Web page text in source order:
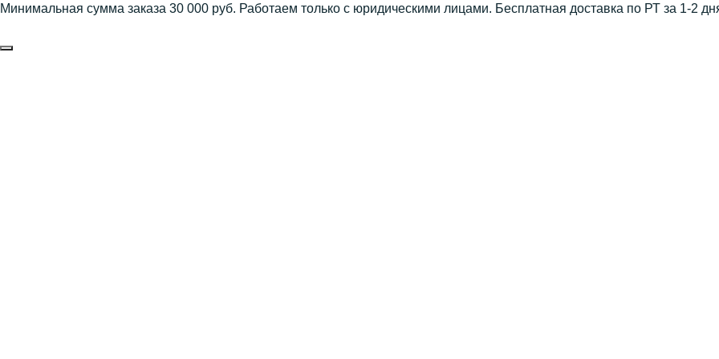
Минимальная сумма заказа 30 000 руб. Работаем только с юридическими лицами. Бесплатная доставка по РТ за 1-2